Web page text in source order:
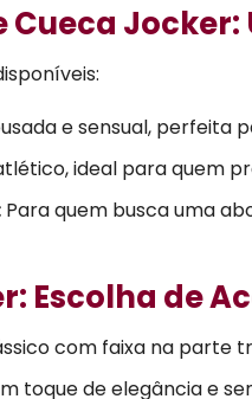
Cueca
e sensual, perfeita
ideal para quem
Para quem busca uma
Escolha de
com faixa na parte
toque de elegância e